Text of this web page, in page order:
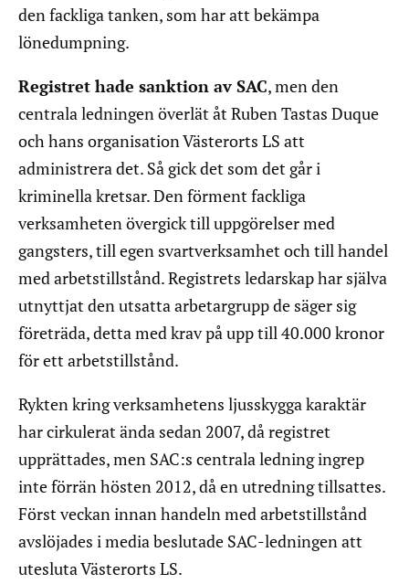
den fackliga tanken, som har att bekämpa
lönedumpning.
Registret hade sanktion av SAC, men den
centrala ledningen överlät åt Ruben Tastas Duque
och hans organisation Västerorts LS att
administrera det. Så gick det som det går i
kriminella kretsar. Den förment fackliga
verksamheten övergick till uppgörelser med
gangsters, till egen svartverksamhet och till handel
med arbetstillstånd. Registrets ledarskap har själva
utnyttjat den utsatta arbetargrupp de säger sig
företräda, detta med krav på upp till 40.000 kronor
för ett arbetstillstånd.
Rykten kring verksamhetens ljusskygga karaktär
har cirkulerat ända sedan 2007, då registret
upprättades, men SAC:s centrala ledning ingrep
inte förrän hösten 2012, då en utredning tillsattes.
Först veckan innan handeln med arbetstillstånd
avslöjades i media beslutade SAC-ledningen att
utesluta Västerorts LS.